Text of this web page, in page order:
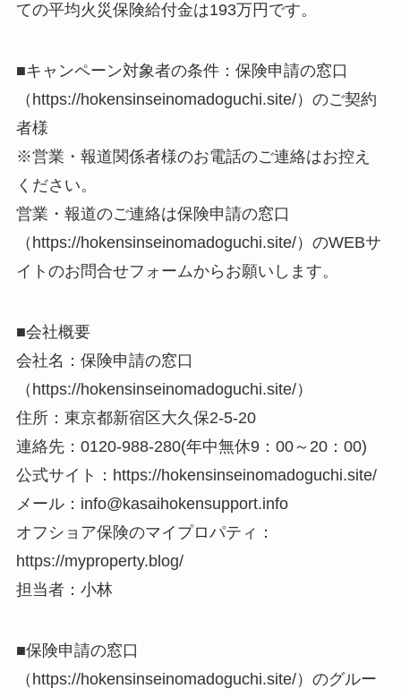
ての平均火災保険給付金は193万円です。
■キャンペーン対象者の条件：保険申請の窓口
（https://hokensinseinomadoguchi.site/）のご契約
者様
※営業・報道関係者様のお電話のご連絡はお控え
ください。
営業・報道のご連絡は保険申請の窓口
（https://hokensinseinomadoguchi.site/）のWEBサ
イトのお問合せフォームからお願いします。
■会社概要
会社名：保険申請の窓口
（https://hokensinseinomadoguchi.site/）
住所：東京都新宿区大久保2-5-20
連絡先：0120-988-280(年中無休9：00～20：00)
公式サイト：https://hokensinseinomadoguchi.site/
メール：info@kasaihokensupport.info
オフショア保険のマイプロパティ：
https://myproperty.blog/
担当者：小林
■保険申請の窓口
（https://hokensinseinomadoguchi.site/）のグルー